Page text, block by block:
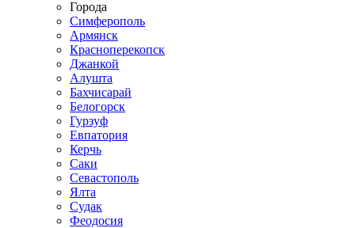
Города
Симферополь
Армянск
Красноперекопск
Джанкой
Алушта
Бахчисарай
Белогорск
Гурзуф
Евпатория
Керчь
Саки
Севастополь
Ялта
Судак
Феодосия